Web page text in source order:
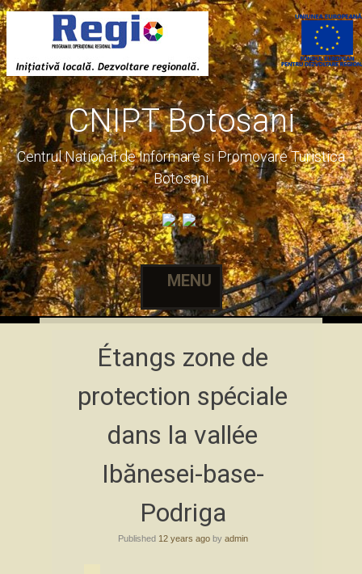
CNIPT Botosani
Centrul National de Informare si Promovare Turistica
Botosani
MENU
to
content
Étangs zone de
protection spéciale
dans la vallée
Ibănesei-base-
Podriga
Published 12 years agoby admin